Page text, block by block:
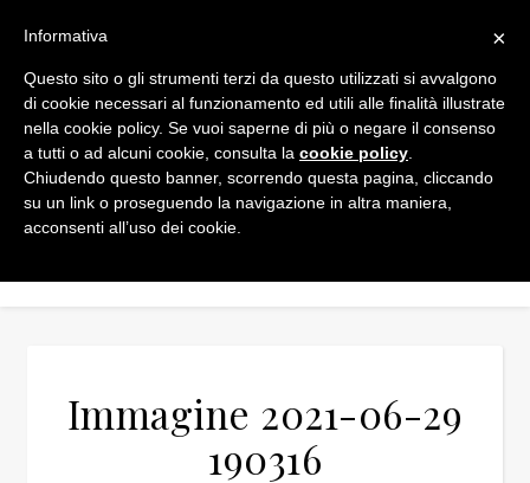
Immagine 2021-06-29
190316
×
Informativa
Questo sito o gli strumenti terzi da questo utilizzati si avvalgono
di cookie necessari al funzionamento ed utili alle finalità illustrate
nella cookie policy. Se vuoi saperne di più o negare il consenso
a tutti o ad alcuni cookie, consulta la cookie policy
Chiudendo questo banner, scorrendo questa pagina, cliccando
su un link o proseguendo la navigazione in altra maniera,
acconsenti all’uso dei cookie.